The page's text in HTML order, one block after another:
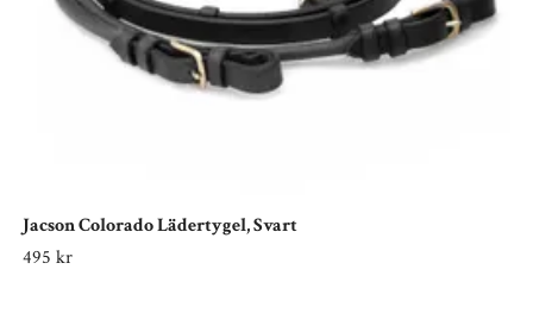
Jacson Colorado Lädertygel, Svart
495 kr